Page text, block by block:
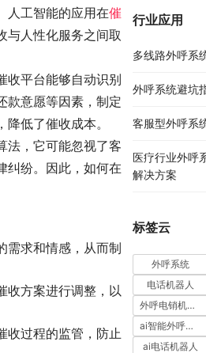
人工智能的应用在催
与人性化服务之间取
收平台能够自动识别
款意愿等因素，制定
低了催收成本。
法，它可能忽视了客
纠纷。因此，如何在
需求和情感，从而制
收方案进行调整，以
收过程的监管，防止
行业应用
多线路外呼系
外呼系统避坑
客服型外呼系
医疗行业外呼
解决方案​
标签云
外呼系统
电话机器人
外呼电销机器人
ai智能外呼系统
ai电话机器人